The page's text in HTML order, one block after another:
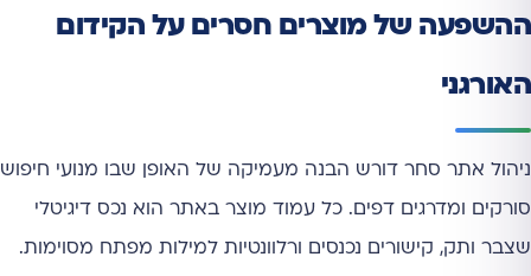
ההשפעה של מוצרים חסרים על הקידום
האורגני
ניהול אתר סחר דורש הבנה מעמיקה של האופן שבו מנועי חיפוש
סורקים ומדרגים דפים. כל עמוד מוצר באתר הוא נכס דיגיטלי
שצבר ותק, קישורים נכנסים ורלוונטיות למילות מפתח מסוימות.